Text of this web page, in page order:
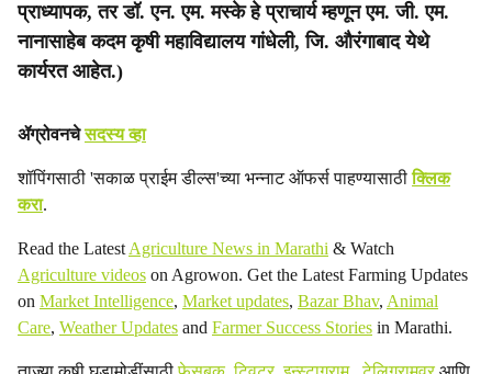
प्राध्यापक, तर डॉ. एन. एम. मस्के हे प्राचार्य म्हणून एम. जी. एम.
नानासाहेब कदम कृषी महाविद्यालय गांधेली, जि. औरंगाबाद येथे
कार्यरत आहेत.)
ॲग्रोवनचेसदस्य व्हा
शॉपिंगसाठी 'सकाळ प्राईम डील्स'च्या भन्नाट ऑफर्स पाहण्यासाठीक्लिक
करा.
Read the Latest Agriculture News in Marathi & Watch
Agriculture videos on Agrowon. Get the Latest Farming Updates
on Market Intelligence, Market updates, Bazar Bhav, Animal
Care, Weather Updates and Farmer Success Stories in Marathi.